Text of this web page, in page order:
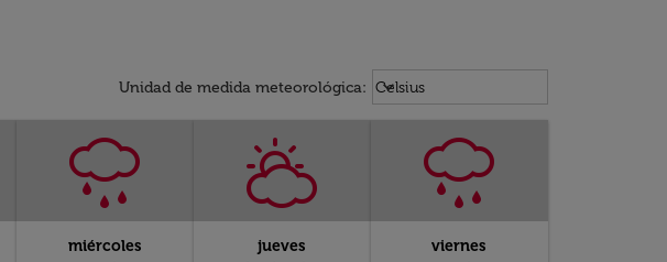
Unidad de medida meteorológica: Weather unit option Celsius
Celsius
keyboard_arrow_down
miércoles jueves viernes